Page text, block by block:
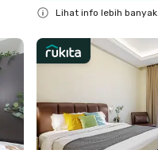
Lihat info lebih banyak